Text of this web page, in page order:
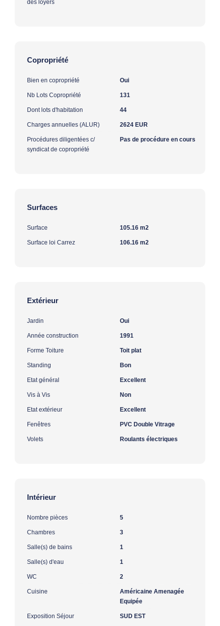
des loyers
Copropriété
Bien en copropriété Oui
Nb Lots Copropriété 131
Dont lots d'habitation 44
Charges annuelles (ALUR) 2624 EUR
Procédures diligentées c/
syndicat de copropriété
Pas de procédure en cours
Surfaces
Surface 105.16 m2
Surface loi Carrez 106.16 m2
Extérieur
Jardin Oui
Année construction 1991
Forme Toiture Toit plat
Standing Bon
Etat général Excellent
Vis à Vis Non
Etat extérieur Excellent
Fenêtres PVC Double Vitrage
Volets Roulants électriques
Intérieur
Nombre pièces 5
Chambres 3
Salle(s) de bains 1
Salle(s) d'eau 1
WC 2
Cuisine
Américaine Amenagée
Equipée
Exposition Séjour SUD EST